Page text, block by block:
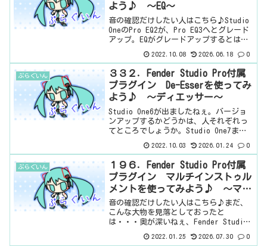
よう♪ ～EQ～
音の確認だけしたい人はこちら♪Studio
OneのPro EQ2が、Pro EQ3へとグレード
アップ。EQがグレードアップするとは思
ードアップする余地があるんだよ、と思
っていましたが、そうきましたか。3...
2022.10.08 2026.06.18 0
ぷらぐいん
３３２．Fender Studio Pro付属
プラグイン De-Esserを使ってみ
よう♪ ～ディエッサー～
Studio One6が出ましたねぇ。バージョ
ンアップするかどうかは、人それぞれっ
てところでしょうか。Studio One7まで
ね。7になりましたねぇ。5からの6も、4
からの6も、1からの6も同じ金額らし
い...
2022.10.03 2026.01.24 0
ぷらぐいん
１９６．Fender Studio Pro付属
プラグイン マルチインストゥル
メントを使ってみよう♪ ～マル
チ音源～
音の確認だけしたい人はこちら♪まだ、
こんな大物を見落としておったと
は・・・奥が深いねぇ、Fender Studio
らない言葉などが出てきたら、こちらで
2022.01.25 2026.07.30 0